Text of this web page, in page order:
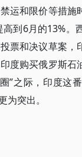
运和限价等措
到6月的13%。
票和决议草案
度购买俄罗斯
”之际，印度这
突出。